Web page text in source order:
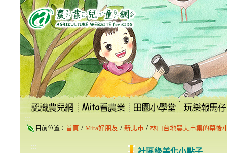
跳
到
主
要
內
容
區
塊
:::
目前位置： 首頁 / Mita好朋友 / 新北市 / 林口台地農夫市集的幕後
:::